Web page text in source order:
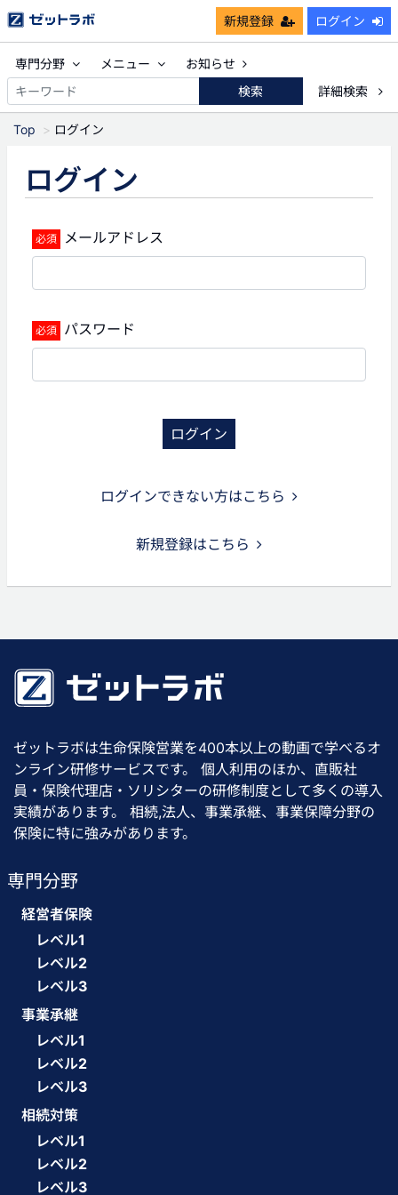
新規登録 ログイン
専門分野 メニュー
お知らせ
検索
詳細検索
Top ログイン
ログイン
メールアドレス
パスワード
ログイン
ログインできない方はこちら
新規登録はこちら
ゼットラボは生命保険営業を400本以上の動画で学べるオ
ンライン研修サービスです。 個人利用のほか、直販社
員・保険代理店・ソリシターの研修制度として多くの導入
実績があります。 相続,法人、事業承継、事業保障分野の
保険に特に強みがあります。
専門分野
経営者保険
レベル1
レベル2
レベル3
事業承継
レベル1
レベル2
レベル3
相続対策
レベル1
レベル2
レベル3